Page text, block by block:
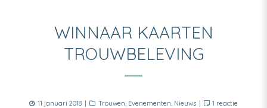
WINNAAR KAARTEN
TROUWBELEVING
Posted
11 januari 2018 Categories
Trouwen Evenementen Nieuws 1 reactie